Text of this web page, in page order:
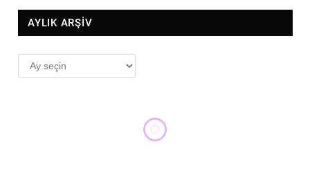
AYLIK ARŞİV
AYLIK
ARŞİV